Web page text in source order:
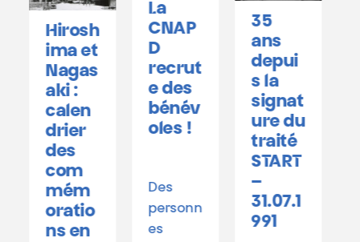
Hirosh
ima et
Nagas
aki :
calen
drier
des
com
mém
oratio
ns en
La
CNAP
D
recrut
e des
bénév
oles !
Des
personn
es
35
ans
depui
s la
signat
ure du
traité
START
–
31.07.1
991